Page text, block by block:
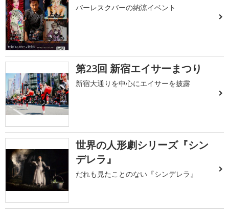
バーレスクバーの納涼イベント
第23回 新宿エイサーまつり
新宿大通りを中心にエイサーを披露
世界の人形劇シリーズ『シン
デレラ』
だれも見たことのない『シンデレラ』